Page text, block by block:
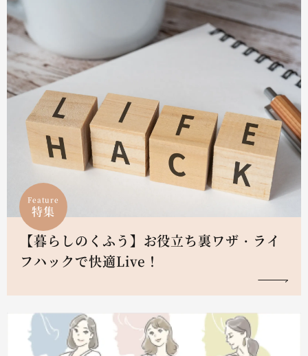
Feature
特集
【暮らしのくふう】お役立ち裏ワザ・ライ
フハックで快適Live！